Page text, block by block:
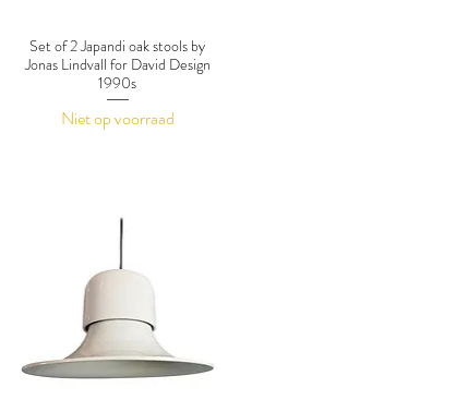
Set of 2 Japandi oak stools by
Jonas Lindvall for David Design
1990s
Niet op voorraad